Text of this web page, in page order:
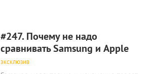
#247. Почему не надо
сравнивать Samsung и Apple
ЭКСКЛЮЗИВ